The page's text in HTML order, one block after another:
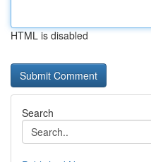
HTML is disabled
Search